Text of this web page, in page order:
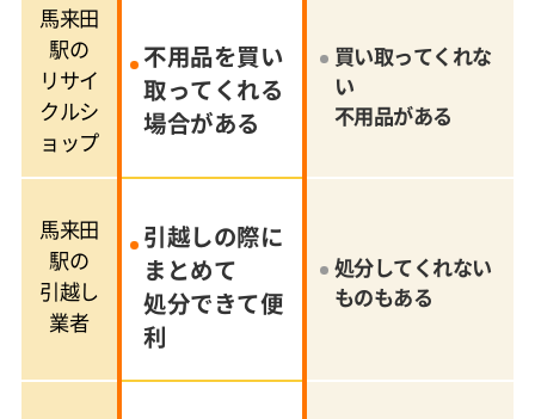
馬来田
駅の
リサイ
クルシ
ョップ
不用品を買い
取ってくれる
場合がある
買い取ってくれな
い
不用品がある
馬来田
駅の
引越し
業者
引越しの際に
まとめて
処分できて便
利
処分してくれない
ものもある